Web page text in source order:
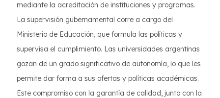
mediante la acreditación de instituciones y programas.
La supervisión gubernamental corre a cargo del
Ministerio de Educación, que formula las políticas y
supervisa el cumplimiento. Las universidades argentinas
gozan de un grado significativo de autonomía, lo que les
permite dar forma a sus ofertas y políticas académicas.
Este compromiso con la garantía de calidad, junto con la